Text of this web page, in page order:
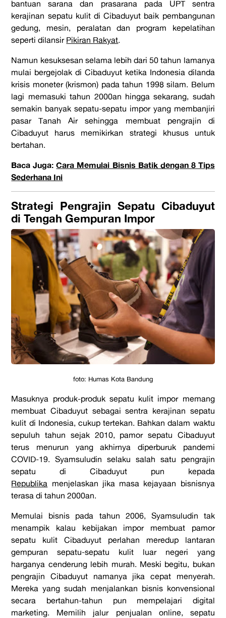
bantuan sarana dan prasarana pada UPT sentra
kerajinan sepatu kulitdi Cibaduyut baik pembangunan
gedung, mesin, peralatan dan program kepelatihan
seperti dilansir Pikiran Rakyat.
Namun kesuksesan selama lebih dari 50 tahun lamanya
mulai bergejolak di Cibaduyut ketika Indonesia dilanda
krisis moneter (krismon) pada tahun 1998 silam. Belum
lagi memasuki tahun 2000an hingga sekarang, sudah
semakin banyak sepatu-sepatu impor yang membanjiri
pasar Tanah Air sehingga membuat pengrajin di
Cibaduyut harus memikirkan strategi khusus untuk
bertahan.
Baca Juga:Cara Memulai Bisnis Batik dengan 8 Tips
Sederhana Ini
Strategi Pengrajin Sepatu Cibaduyut
di Tengah Gempuran Impor
foto: Humas Kota Bandung
Masuknya produk-produk sepatu kulit impor memang
membuat Cibaduyut sebagaisentra kerajinan sepatu
kulit di Indonesia, cukup tertekan. Bahkan dalam waktu
sepuluh tahun sejak 2010, pamor sepatu Cibaduyut
terus menurun yang akhirnya diperburuk pandemi
COVID-19. Syamsuludin selaku salah satu pengrajin
sepatu di Cibaduyut pun kepada
Republika menjelaskan jika masa kejayaan bisnisnya
terasa di tahun 2000an.
Memulai bisnis pada tahun 2006, Syamsuludin tak
menampik kalau kebijakan impor membuat pamor
sepatu kulit Cibaduyut perlahan meredup lantaran
gempuran sepatu-sepatu kulit luar negeri yang
harganya cenderung lebih murah. Meski begitu, bukan
pengrajin Cibaduyut namanya jika cepat menyerah.
Mereka yang sudah menjalankan bisnis konvensional
secara bertahun-tahun pun mempelajari digital
marketing. Memilih jalur penjualan online, sepatu